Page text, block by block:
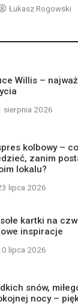
Łukasz Rogowski
Willis –
sierpnia 2026
kolbowy –
zanim
lokalu?
lipca 2026
kartki na
inspiracje
lipca 2026
snów,
nocy –